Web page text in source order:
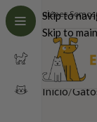
Skip to
Skip to
Quiénes Somos
Inicio